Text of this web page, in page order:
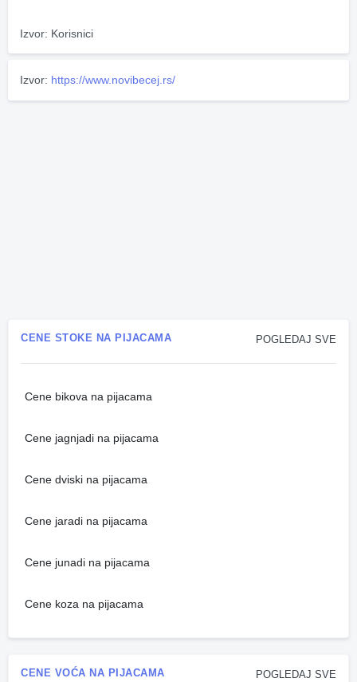
Izvor: Korisnici
Izvor: https://www.novibecej.rs/
POGLEDAJ SVE
CENE STOKE NA PIJACAMA
Cene bikova na pijacama
Cene jagnjadi na pijacama
Cene dviski na pijacama
Cene jaradi na pijacama
Cene junadi na pijacama
Cene koza na pijacama
POGLEDAJ SVE
CENE VOĆA NA PIJACAMA